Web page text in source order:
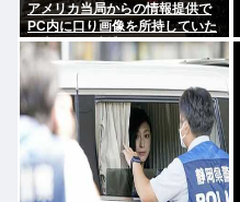
アメリカ当局からの情報提供で
PC内に口り画像を所持していた
日本人男を逮捕